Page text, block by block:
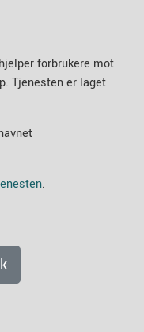
forbrukere mot
Tjenesten er laget
.